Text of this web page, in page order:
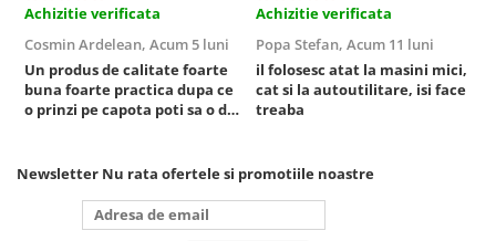
Scule speciale
Diagnoza si masurari
Injectoare
Motor
Sistem directie
Sistem Vibro-Power
Achizitie verificata
Cosmin Ardelean, Acum 5 luni
Un produs de calitate foarte
buna foarte practica dupa ce
o prinzi pe capota poti sa o dai
puternica si de la baterie care
tine destul de mult dar daca o
bagi la priza nu mai ai treaba
toata ziua ,ce...
Achizitie verificata
Popa Stefan, Acum 11 luni
il folosesc atat la masini mici,
cat si la autoutilitare, isi face
treaba
Newsletter Nu rata ofertele si promotiile noastre